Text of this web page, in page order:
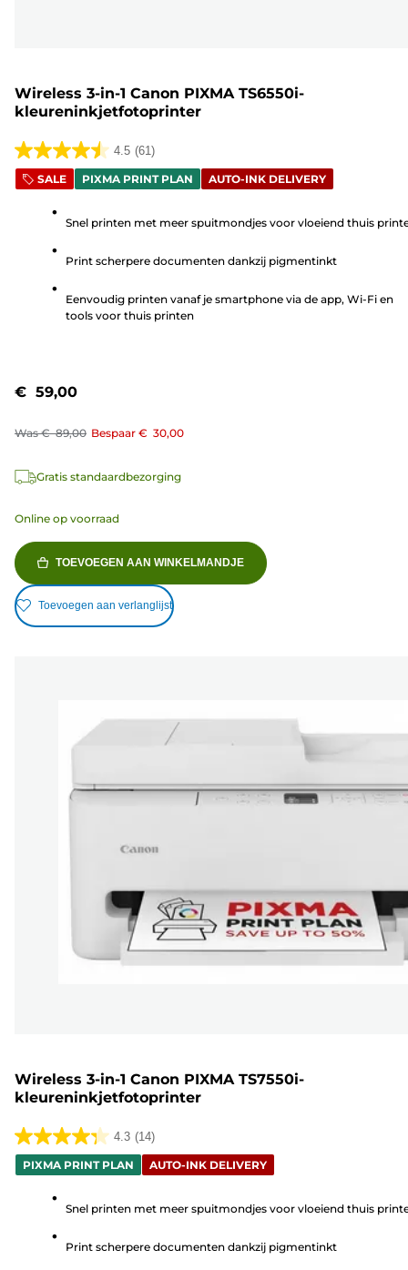
Wireless 3-in-1 Canon PIXMA TS6550i-
kleureninkjetfotoprinter
4.5 (61)
4.5
van
sterren.
beoordelingen
SALE PIXMA PRINT PLAN AUTO-INK DELIVERY
Snel printen met meer spuitmondjes voor vloeiend thuis
Print scherpere documenten dankzij pigmentinkt
Eenvoudig printen vanaf je smartphone via de app, Wi-Fi en
tools voor thuis printen
€ 59,00
Was€ 89,00 Bespaar € 30,00
Gratis standaardbezorging
Online op voorraad
TOEVOEGEN AAN WINKELMANDJE
Toevoegen aan verlanglijst
Wireless 3-in-1 Canon PIXMA TS7550i-
kleureninkjetfotoprinter
4.3 (14)
4.3
van
sterren.
PIXMA PRINT PLAN AUTO-INK DELIVERY
Snel printen met meer spuitmondjes voor vloeiend thuis
Print scherpere documenten dankzij pigmentinkt